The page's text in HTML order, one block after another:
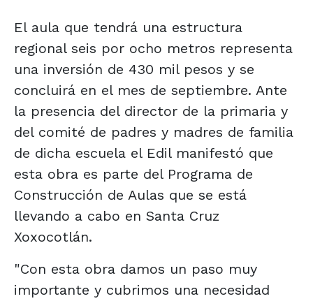
El aula que tendrá una estructura
regional seis por ocho metros representa
una inversión de 430 mil pesos y se
concluirá en el mes de septiembre. Ante
la presencia del director de la primaria y
del comité de padres y madres de familia
de dicha escuela el Edil manifestó que
esta obra es parte del Programa de
Construcción de Aulas que se está
llevando a cabo en Santa Cruz
Xoxocotlán.
"Con esta obra damos un paso muy
importante y cubrimos una necesidad